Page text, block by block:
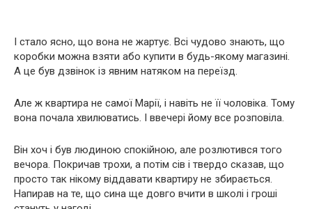
І стало ясно, що вона не жартує. Всі чудово знають, що
коробки можна взяти або купити в будь-якому магазині.
А це був дзвінок із явним натяком на переїзд.
Але ж квартира не самої Марії, і навіть не її чоловіка. Тому
вона почала хвилюватись. І ввечері йому все розповіла.
Він хоч і був людиною спокійною, але розлютився того
вечора. Покричав трохи, а потім сів і твердо сказав, що
просто так нікому віддавати квартиру не збирається.
Напирав на те, що сина ще довго вчити в школі і гроші